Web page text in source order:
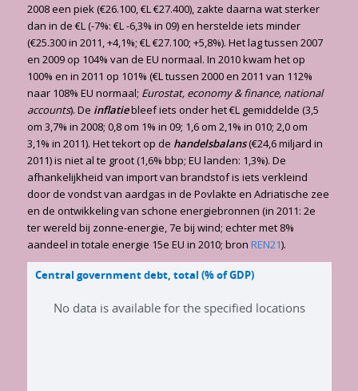
2008 een piek (€26.100, €L €27.400), zakte daarna wat sterker
dan in de €L (-7%: €L -6,3% in 09) en herstelde iets minder
(€25.300 in 2011, +4,1%; €L €27.100; +5,8%). Het lag tussen 2007
en 2009 op 104% van de EU normaal. In 2010 kwam het op
100% en in 2011 op 101% (€L tussen 2000 en 2011 van 112%
naar 108% EU normaal; Eurostat, economy & finance, national
accounts). De inflatiebleef iets onder het €L gemiddelde (3,5
om 3,7% in 2008; 0,8 om 1% in 09; 1,6 om 2,1% in 010; 2,0 om
3,1% in 2011). Het tekort op de handelsbalans(€24,6 miljard in
2011) is niet al te groot (1,6% bbp; EU landen: 1,3%). De
afhankelijkheid van import van brandstof is iets verkleind
door de vondst van aardgas in de Povlakte en Adriatische zee
en de ontwikkeling van schone energiebronnen (in 2011: 2e
ter wereld bij zonne-energie, 7e bij wind; echter met 8%
aandeel in totale energie 15e EU in 2010; bron REN21).